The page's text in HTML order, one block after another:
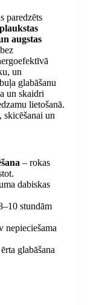
paredzēts
plaukstas
augstas
bez
un
glabāšanu
un skaidri
lietošanā.
un
– rokas
dabiskas
stundām
nepieciešama
glabāšana